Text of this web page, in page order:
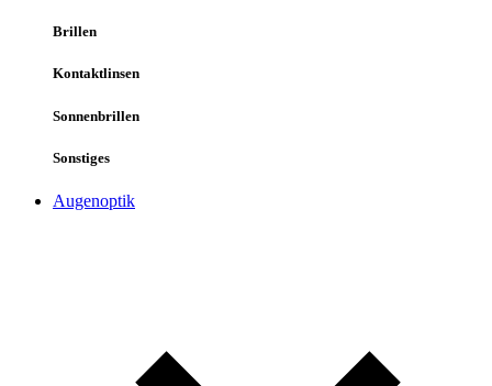
Brillen
Kontaktlinsen
Sonnenbrillen
Sonstiges
Augenoptik